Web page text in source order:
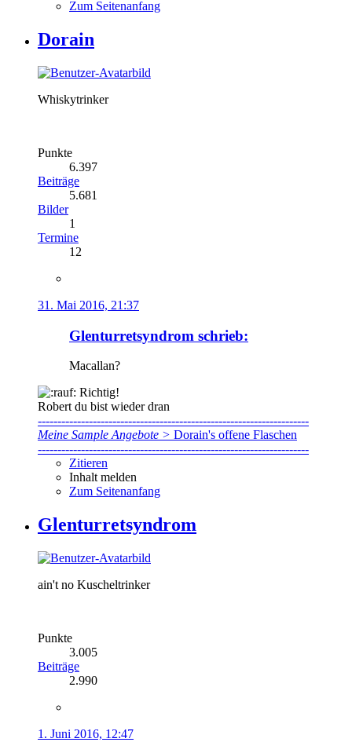
Zum Seitenanfang
Dorain
Whiskytrinker
Punkte
6.397
Beiträge
5.681
Bilder
1
Termine
12
31. Mai 2016, 21:37
Glenturretsyndrom schrieb:
Macallan?
Richtig!
Robert du bist wieder dran
---------------------------------------------------------------------
Meine Sample Angebote > Dorain's offene Flaschen
---------------------------------------------------------------------
Zitieren
Inhalt melden
Zum Seitenanfang
Glenturretsyndrom
ain't no Kuscheltrinker
Punkte
3.005
Beiträge
2.990
1. Juni 2016, 12:47